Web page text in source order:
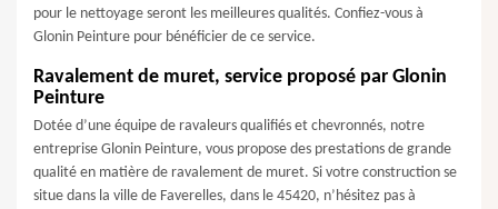
pour le nettoyage seront les meilleures qualités. Confiez-vous à
Glonin Peinture pour bénéficier de ce service.
Ravalement de muret, service proposé par Glonin
Peinture
Dotée d’une équipe de ravaleurs qualifiés et chevronnés, notre
entreprise Glonin Peinture, vous propose des prestations de grande
qualité en matière de ravalement de muret. Si votre construction se
situe dans la ville de Faverelles, dans le 45420, n’hésitez pas à